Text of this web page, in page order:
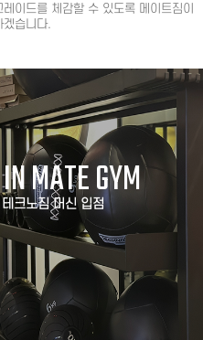
이드를 체감할 수 있도록 메이트짐이
겠습니다.
MATE GYM
크노짐 머신 입점